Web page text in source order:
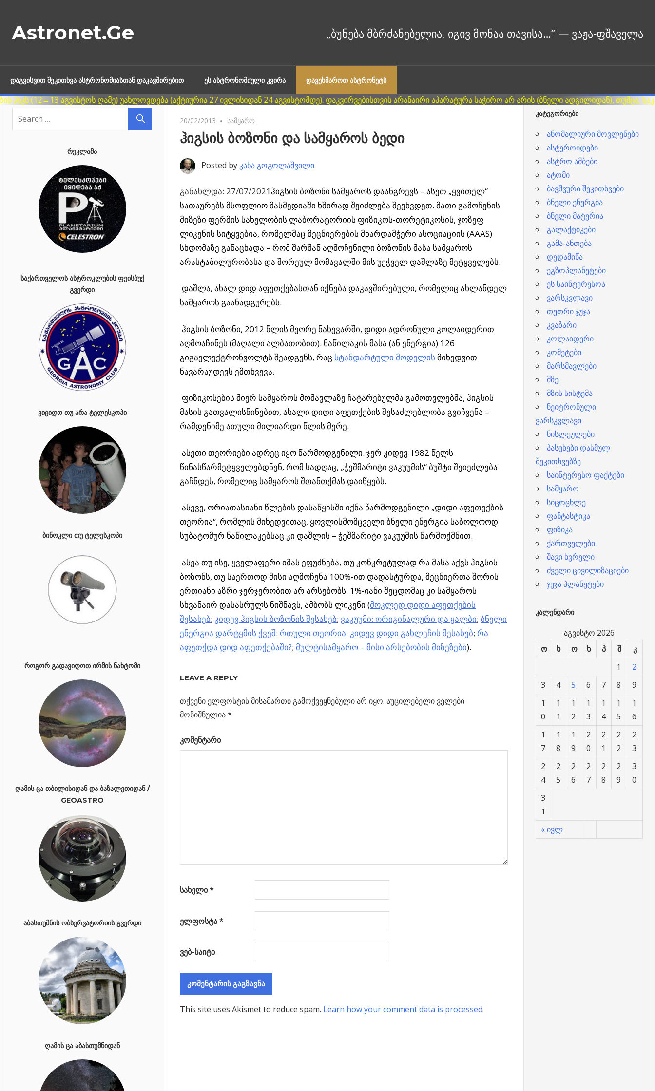
content
Astronet.Ge
ᲓᲐᲒᲕᲘᲡᲕᲘᲗ ᲨᲔᲙᲘᲗᲮᲕᲐ ᲐᲡᲢᲠᲝᲜᲝᲛᲘᲐᲡᲗᲐᲜ ᲓᲐᲙᲐᲕᲨᲘᲠᲔᲑᲘᲗ ᲔᲡ ᲐᲡᲢᲠᲝᲜᲝᲛᲘᲣᲚᲘ ᲙᲕᲘᲠᲐ ᲓᲐᲕᲔᲮᲛᲐᲠᲝᲗ ᲐᲡᲢᲠᲝᲜᲔᲢᲡ
20/02/2013 No comments
სამყარო
ჰიგსის ბოზონი და სამყაროს ბედი
Posted by კახა გოგოლაშვილი
განახლდა: 27/07/2021ჰიგსის ბოზონი სამყაროს დაანგრევს – ასეთ „ყვითელ“
სათაურებს მსოფლიო მასმედიაში ხშირად შეიძლება შევხვდეთ. მათი გამოჩენის
მიზეზი ფერმის სახელობის ლაბორატორიის ფიზიკოს-თორეტიკოსის, ჯოზეფ
ლიკენის სიტყვებია, რომელმაც მეცნიერების მხარდამჭერი ასოციაციის (AAAS)
სხდომაზე განაცხადა – რომ შარშან აღმოჩენილი ბოზონის მასა სამყაროს
არასტაბილურობასა და შორეულ მომავალში მის უეჭველ დაშლაზე მეტყველებს.
დაშლა, ახალ დიდ აფეთქებასთან იქნება დაკავშირებული, რომელიც ახლანდელ
სამყაროს გაანადგურებს.
ჰიგსის ბოზონი, 2012 წლის მეორე ნახევარში, დიდი ადრონული კოლაიდერით
აღმოაჩინეს (მაღალი ალბათობით). ნაწილაკის მასა (ან ენერგია) 126
გიგაელექტრონვოლტს შეადგენს, რაც სტანდარტული მოდელის მიხედვით
ნავარაუდევს ემთხვევა.
ფიზიკოსების მიერ სამყაროს მომავლაზე ჩატარებულმა გამოთვლებმა, ჰიგსის
მასის გათვალისწინებით, ახალი დიდი აფეთქების შესაძლებლობა გვიჩვენა –
რამდენიმე ათული მილიარდი წლის მერე.
ასეთი თეორიები ადრეც იყო წარმოდგენილი. ჯერ კიდევ 1982 წელს
წინასწარმეტყველებდნენ, რომ სადღაც, „ჭეშმარიტი ვაკუუმის“ ბუშტი შეიეძლება
გაჩნდეს, რომელიც სამყაროს შთანთქმას დაიწყებს.
ასევე, ორიათასიანი წლების დასაწყისში იქნა წარმოდგენილი „დიდი აფეთექბის
თეორია“, რომლის მიხედვითაც, ყოვლისმომცველი ბნელი ენერგია საბოლოოდ
სუბატომურ ნაწილაკებსაც კი დაშლის – ჭეშმარიტი ვაკუუმის წარმოქმნით.
ასეა თუ ისე, ყველაფერი იმას ეფუძნება, თუ კონკრეტულად რა მასა აქვს ჰიგსის
ბოზონს, თუ საერთოდ მისი აღმოჩენა 100%-ით დადასტურდა, მეცნიერთა შორის
ერთიანი აზრი ჯერჯერობით არ არსებობს. 1%-იანი შეცდომაც კი სამყაროს
სხვანაირ დასასრულს ნიშნავს, ამბობს ლიკენი (მოკლედ დიდი აფეთქების
შესახებ; კიდევ ჰიგსის ბოზონის შესახებ; ვაკუუმი: ორიგინალური და ყალბი; ბნელი
ენერგია დარტყმის ქვეშ: რთული თეორია; კიდევ დიდი გახლეჩის შესახებ; რა
აფეთქდა დიდ აფეთქებაში?; მულტისამყარო – მისი არსებობის მიზეზები).
ᲓᲐ
ᲖᲝᲛᲐ
პოსტის
Previous
Post:
უცნაური ჯეტი
კუროს
Post:
სადგურებმა
დააფიქსირა
LEAVE A REPLY
თქვენი ელფოსტის მისამართი გამოქვეყნებული არ იყო. აუცილებელი ველები
მონიშნულია*
კომენტარი
სახელი*
ელფოსტა*
ვებ-საიტი
This site uses Akismet to reduce spam. Learn how your comment data is processed.
ᲠᲔᲙᲚᲐᲛᲐ
ᲡᲐᲥᲐᲠᲗᲕᲔᲚᲝᲡ ᲐᲡᲢᲠᲝᲙᲚᲣᲑᲘᲡ ᲤᲔᲘᲡᲑᲣᲥ
ᲒᲕᲔᲠᲓᲘ
ᲕᲘᲧᲘᲓᲝ ᲗᲣ ᲐᲠᲐ ᲢᲔᲚᲔᲡᲙᲝᲞᲘ
ᲑᲘᲜᲝᲙᲚᲘ ᲗᲣ ᲢᲔᲚᲔᲡᲙᲝᲞᲘ
ᲠᲝᲒᲝᲠ ᲒᲐᲓᲐᲕᲘᲦᲝᲗ ᲘᲠᲛᲘᲡ ᲜᲐᲮᲢᲝᲛᲘ
ᲦᲐᲛᲘᲡ ᲪᲐ ᲗᲑᲘᲚᲘᲡᲘᲓᲐᲜ ᲓᲐ ᲑᲐᲖᲐᲚᲔᲗᲘᲓᲐᲜ /
GEOASTRO
ᲐᲑᲐᲡᲗᲣᲛᲜᲘᲡ ᲝᲑᲡᲔᲠᲕᲐᲢᲝᲠᲘᲘᲡ ᲒᲕᲔᲠᲓᲘ
ᲦᲐᲛᲘᲡ ᲪᲐ ᲐᲑᲐᲡᲗᲣᲛᲜᲘᲓᲐᲜ
ᲙᲐᲢᲔᲒᲝᲠᲘᲔᲑᲘ
ანომალიური მოვლენები
ასტეროიდები
ასტრო ამბები
ატომი
ბავშვური შეკითხვები
ბნელი ენერგია
ბნელი მატერია
გალაქტიკები
გამა-ანთება
დედამიწა
ეგზოპლანეტები
ეს საინტერესოა
ვარსკვლავი
თეთრი ჯუჯა
კვაზარი
კოლაიდერი
კომეტები
მარსმავლები
მზე
მზის სისტემა
ნეიტრონული
ვარსკვლავი
ნისლეულები
პასუხები დასმულ
შეკითხვებზე
საინტერესო ფაქტები
სამყარო
სიცოცხლე
ფანტასტიკა
ფიზიკა
ქართველები
შავი ხვრელი
ძველი ცივილიზაციები
ჯუჯა პლანეტები
ᲙᲐᲚᲔᲜᲓᲐᲠᲘ
აგვისტო 2026
ო
ხ ო ხ პ შ კ
« ივლ
1
2
3
4 5 6 7 8
9
1
0
1
1
1
2
1
3
1
4
1
5
1
6
1
7
1
8
1
9
2
0
2
1
2
2
2
3
2
4
2
5
2
6
2
7
2
8
2
9
3
0
3
1